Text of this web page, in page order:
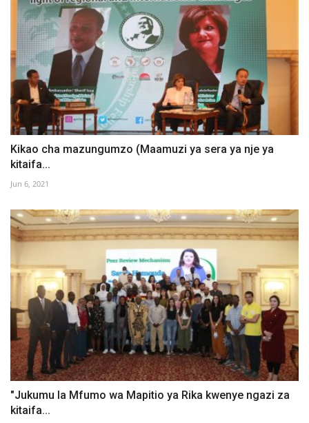
Kikao cha mazungumzo (Maamuzi ya sera ya nje ya
kitaifa...
Jun 6, 2021
"Jukumu la Mfumo wa Mapitio ya Rika kwenye ngazi za
kitaifa...